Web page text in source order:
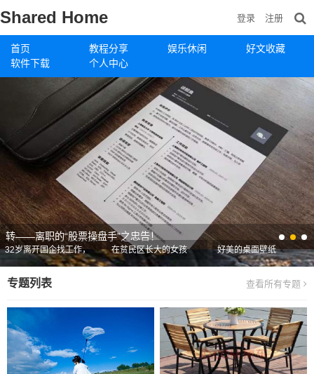
Shared Home
首页 教程分享 娱乐休闲
好文收藏
软件下载
个人中心
登录 注册
转——离职的“股票操盘手”之忠告！
32岁离开国企找工作，
是个什么样的体验？
在贫民区长大的女孩 好美的桌面壁纸
专题列表 查看所有专题